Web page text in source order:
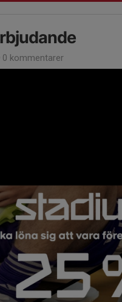
0 kommentarer